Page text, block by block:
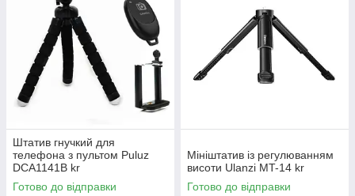
Штатив гнучкий для
телефона з пультом Puluz
DCA1141B kr
Готово до відправки
Мініштатив із регулюванням
висоти Ulanzi MT-14 kr
Готово до відправки